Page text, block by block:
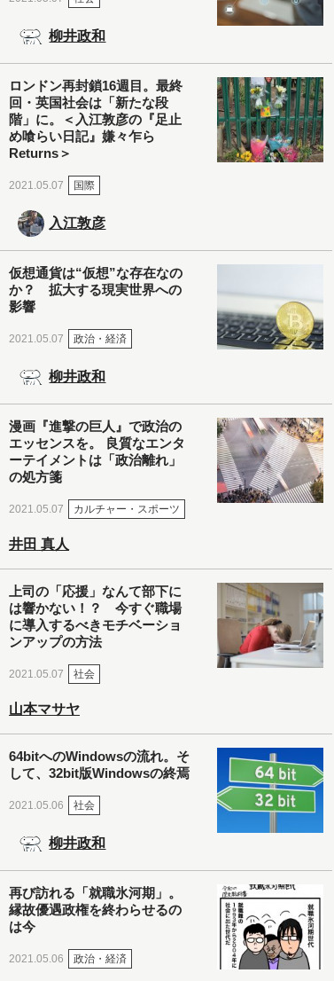
柳井政和
ロンドン再封鎖16週目。最終
回・英国社会は「新たな段
階」に。＜入江敦彦の『足止
め喰らい日記』嫌々乍ら
Returns＞
2021.05.07 国際
入江敦彦
仮想通貨は“仮想”な存在なの
か？ 拡大する現実世界への
影響
2021.05.07 政治・経済
柳井政和
漫画『進撃の巨人』で政治の
エッセンスを。 良質なエンタ
ーテイメントは「政治離れ」
の処方箋
2021.05.07 カルチャー・スポーツ
井田 真人
上司の「応援」なんて部下に
は響かない！？ 今すぐ職場
に導入するべきモチベーショ
ンアップの方法
2021.05.07 社会
山本マサヤ
64bitへのWindowsの流れ。そ
して、32bit版Windowsの終焉
2021.05.06 社会
柳井政和
再び訪れる「就職氷河期」。
縁故優遇政権を終わらせるの
は今
2021.05.06 政治・経済